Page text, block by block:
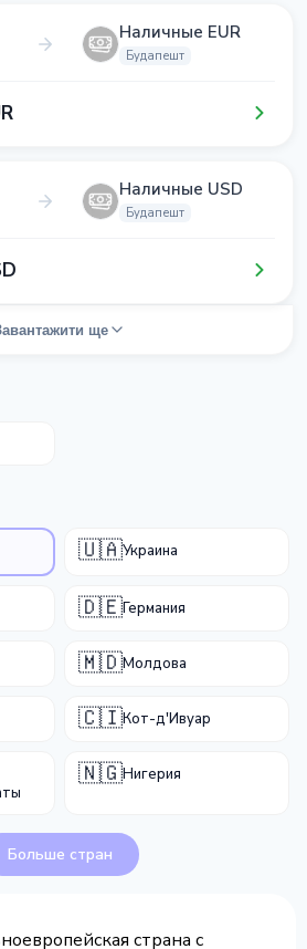
Наличные EUR
Будапешт
Наличные USD
Будапешт
ще
🇺🇦Украина
🇩🇪Германия
🇲🇩Молдова
🇨🇮Кот-д'Ивуар
🇳🇬Нигерия
Больше стран
страна с